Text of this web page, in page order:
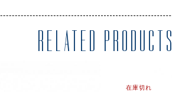
RELATED PRODUCTS
在庫切れ